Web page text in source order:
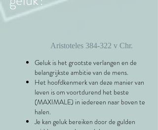
Aristoteles 384-322 v Chr.
Geluk is het grootste verlangen en de
belangrijkste ambitie van de mens.
Het hoofdkenmerk van deze manier van
leven is om voortdurend het beste
(MAXIMALE) in iedereen naar boven te
halen.
Je kan geluk bereiken door de gulden